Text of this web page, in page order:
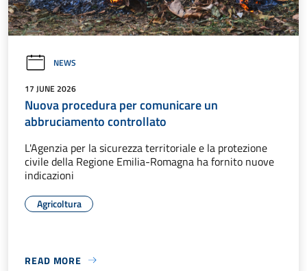
NEWS
17 JUNE 2026
Nuova procedura per comunicare un
abbruciamento controllato
L'Agenzia per la sicurezza territoriale e la protezione
civile della Regione Emilia-Romagna ha fornito nuove
indicazioni
Agricoltura
READ MORE